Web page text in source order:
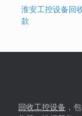
淮安工控设备回
款
回收工控设备 ，